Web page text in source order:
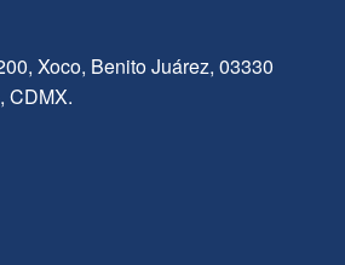
Xoco, Benito Juárez, 03330
CDMX.